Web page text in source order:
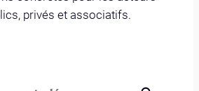
privés et associatifs.